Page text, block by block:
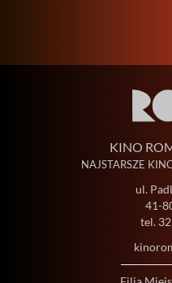
KINO
NAJSTARSZE
ul.
41-
tel.